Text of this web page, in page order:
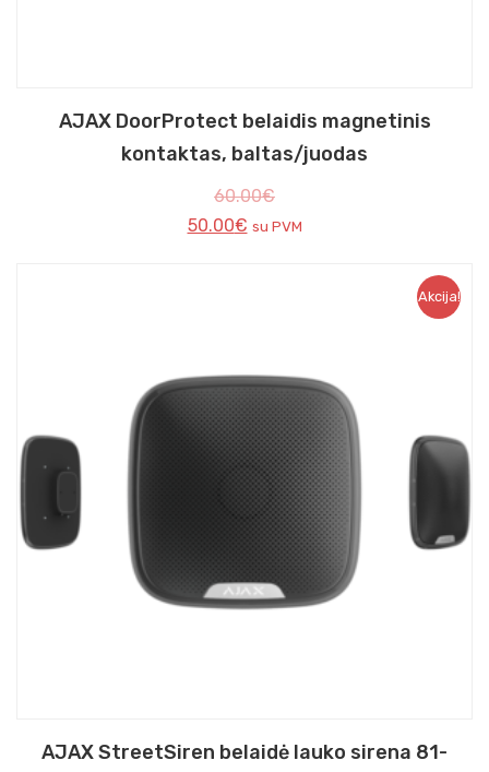
AJAX DoorProtect belaidis magnetinis
kontaktas, baltas/juodas
60.00€
50.00€ su PVM
Akcija!
AJAX StreetSiren belaidė lauko sirena 81-